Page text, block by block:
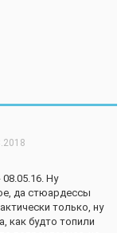
Ну
да стюардессы
только, ну
как будто топили